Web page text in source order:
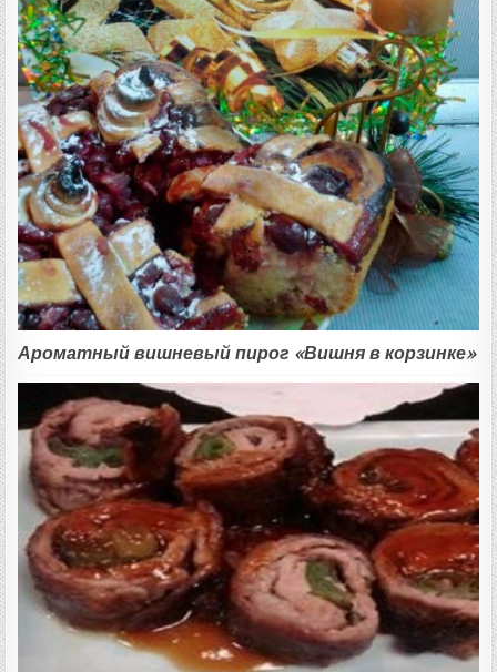
Ароматный вишневый пирог «Вишня в корзинке»